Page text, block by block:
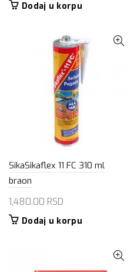
Dodaj u korpu
SikaSikaflex 11 FC 310 ml
braon
1,480.00 RSD
Dodaj u korpu